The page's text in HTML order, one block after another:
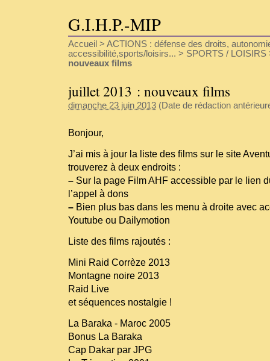
G.I.H.P.-MIP
Accueil > ACTIONS : défense des droits,
accessibilité,sports/loisirs... > SPORTS / LOISIRS
nouveaux films
juillet 2013 : nouveaux films
dimanche 23 juin 2013 (Date de rédaction
Bonjour,
J’ai mis à jour la liste des films sur le site
trouverez à deux endroits :
– Sur la page Film AHF accessible par le lien
l’appel à dons
– Bien plus bas dans les menu à droite avec
Youtube ou Dailymotion
Liste des films rajoutés :
Mini Raid Corrèze 2013
Montagne noire 2013
Raid Live
et séquences nostalgie !
La Baraka - Maroc 2005
Bonus La Baraka
Cap Dakar par JPG